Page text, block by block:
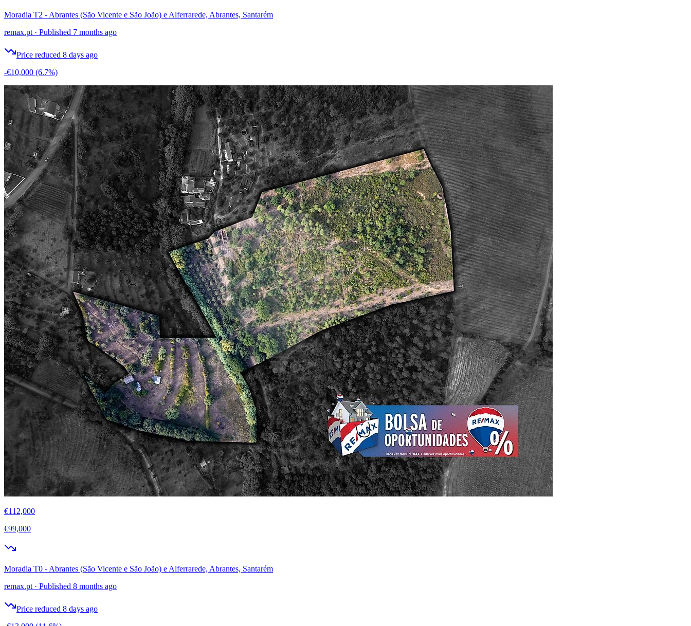
Moradia T2 - Abrantes (São Vicente e São João) e Alferrarede, Abrantes, Santarém
remax.pt · Published 7 months ago
Price reduced 8 days ago
-€10,000 (6.7%)
€112,000
€99,000
Moradia T0 - Abrantes (São Vicente e São João) e Alferrarede, Abrantes, Santarém
remax.pt · Published 8 months ago
Price reduced 8 days ago